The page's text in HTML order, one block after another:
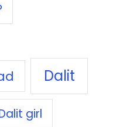
Dalit
girl